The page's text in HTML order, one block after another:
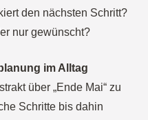
den nächsten Schritt?
nur gewünscht?
im Alltag
über „Ende Mai“ zu
Schritte bis dahin